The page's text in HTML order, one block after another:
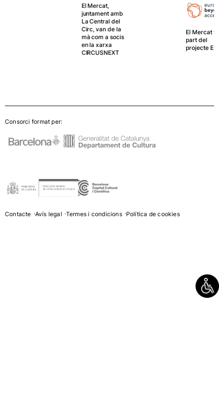
Consorci format per:
Contacte Avís legal Termes i condicions Política de cookies